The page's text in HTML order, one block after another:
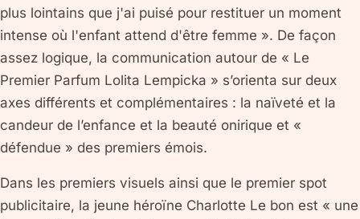
plus lointains que j'ai puisé pour restituer un moment
intense où l'enfant attend d'être femme ». De façon
assez logique, la communication autour de « Le
Premier Parfum Lolita Lempicka » s’orienta sur deux
axes différents et complémentaires : la naïveté et la
candeur de l’enfance et la beauté onirique et «
défendue » des premiers émois.
Dans les premiers visuels ainsi que le premier spot
publicitaire, la jeune héroïne Charlotte Le bon est « une